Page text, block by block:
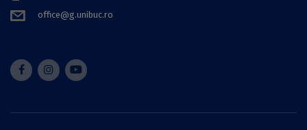
office@g.unibuc.ro